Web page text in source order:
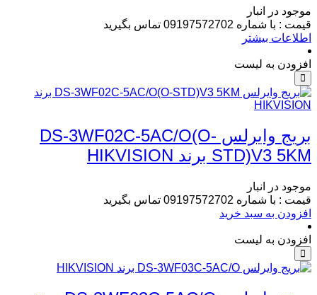
موجود در انبار
قیمت : با شماره 09197572702 تماس بگیرید
اطلاعات بیشتر
افزودن به لیست
بریج وایرلس DS-3WF02C-5AC/O(O-
STD)V3 5KM برند HIKVISION
موجود در انبار
قیمت : با شماره 09197572702 تماس بگیرید
افزودن به سبد خرید
افزودن به لیست